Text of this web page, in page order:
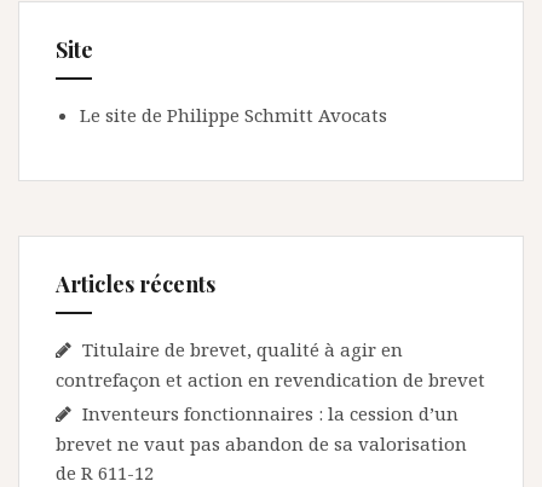
Site
Le site de Philippe Schmitt Avocats
Articles récents
Titulaire de brevet, qualité à agir en
contrefaçon et action en revendication de brevet
Inventeurs fonctionnaires : la cession d’un
brevet ne vaut pas abandon de sa valorisation
de R 611-12